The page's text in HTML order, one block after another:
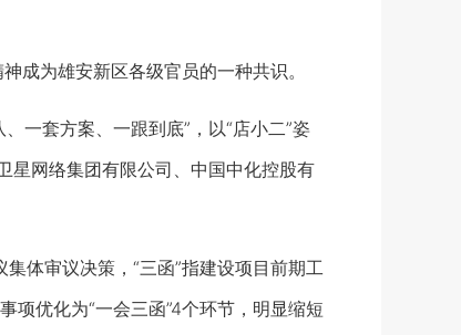
成为雄安新区各级官员的一种共识。
一套方案、一跟到底”，以“店小二”姿
星网络集团有限公司、中国中化控股有
体审议决策，“三函”指建设项目前期工
项优化为“一会三函”4个环节，明显缩短